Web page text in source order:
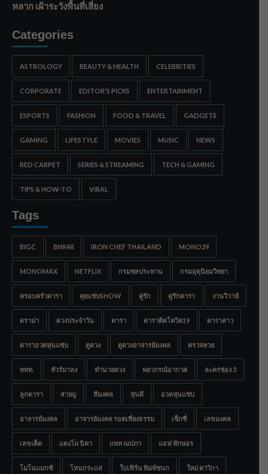
หลาก เฝ้าระวังพื้นที่เสี่ยง
Categories
ASTROLOGY BEAUTY & HEALTH CELEBRITIES
CORPORATE EDITOR'S PICKS ENTERTAINMENT
ESPORTS FASHION FOOD & TRAVEL GADGETS
GAMING LIFESTYLE MOVIES MUSIC NEWS
RED CARPET SERIES & STREAMING TECH & GAMING
TIPS & HOW-TO VIRAL
Tags
BIGC BNK48 IRON CHEF THAILAND MONO29
MONOMAX NETFLIX กรมชลประทาน กรมอุตุนิยมวิทยา
ครอบครัวดารา คุยแซ่บSHOW คู่รัก คู่รักดารา งานวิวาห์
ดราม่า ดวงประจำวัน ดารา ดาราติดโควิด19 ดาราสาว
ดาราอวดหุ่นแซ่บ ดูดวง ดูดวงอาจารย์มงคล ตรวจหวย
ททท. ทัวร์มาลง ทำนายดวง พยากรณ์อากาศ ละครช่อง 3
ลูกดารา สายมู สีมงคล หุ่นดี อวดหุ่นแซ่บ
อาจารย์มงคล อาจารย์มงคล รอดเที่ยงธรรม เซ็กซี่ เลขมงคล
เลขเด็ด แตงโม นิดา แพท ณปภา แอฟ ทักษอร
โมโนแมกซ์ โหนกระแส ใบเฟิร์น พิมพ์ชนก ใหม่ ดาวิกา